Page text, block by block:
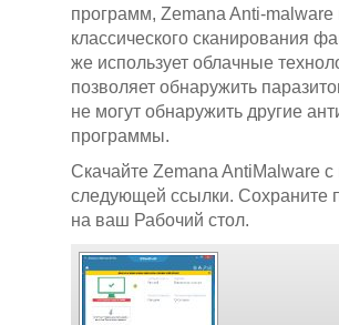
программ, Zemana Anti-malware
классического сканирования
же использует облачные
позволяет обнаружить
не могут обнаружить другие
программы.
Скачайте Zemana AntiMalware
следующей ссылки. Сохраните
на ваш Рабочий стол.